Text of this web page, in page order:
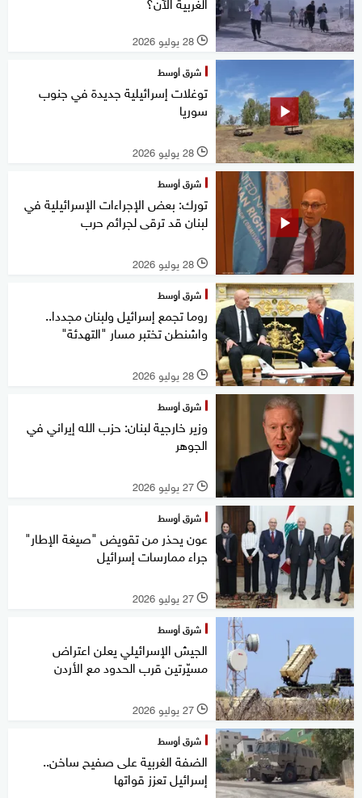
l 28 يوليو 2026
شرق أوسط
توغلات إسرائيلية جديدة في جنوب
سوريا
l 28 يوليو 2026
شرق أوسط
تورك: بعض الإجراءات الإسرائيلية في
لبنان قد ترقى لجرائم حرب
l 28 يوليو 2026
شرق أوسط
روما تجمع إسرائيل ولبنان مجددا..
واشنطن تختبر مسار "التهدئة"
l 28 يوليو 2026
شرق أوسط
وزير خارجية لبنان: حزب الله إيراني في
الجوهر
l 27 يوليو 2026
شرق أوسط
عون يحذر من تقويض "صيغة الإطار"
جراء ممارسات إسرائيل
l 27 يوليو 2026
شرق أوسط
الجيش الإسرائيلي يعلن اعتراض
مسيّرتين قرب الحدود مع الأردن
l 27 يوليو 2026
شرق أوسط
الضفة الغربية على صفيح ساخن..
إسرائيل تعزز قواتها